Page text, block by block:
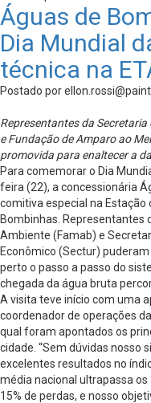
Águas de
Dia Mundial
técnica na
Postado por
Representantes da
e Fundação de Amparo ao
promovida para enaltecer a
Para comemorar o Dia
feira (22), a concessionária
comitiva especial na Estação
Bombinhas. Representantes
Ambiente (Famab) e
Econômico (Sectur)
perto o passo a passo do
chegada da água bruta
A visita teve início com uma
coordenador de operações
qual foram apontados os
cidade. “Sem dúvidas nosso
excelentes resultados no
média nacional ultrapassa
15% de perdas, e nosso